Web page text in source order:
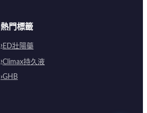
熱門標籤
ED壯陽藥
Climax持久液
GHB